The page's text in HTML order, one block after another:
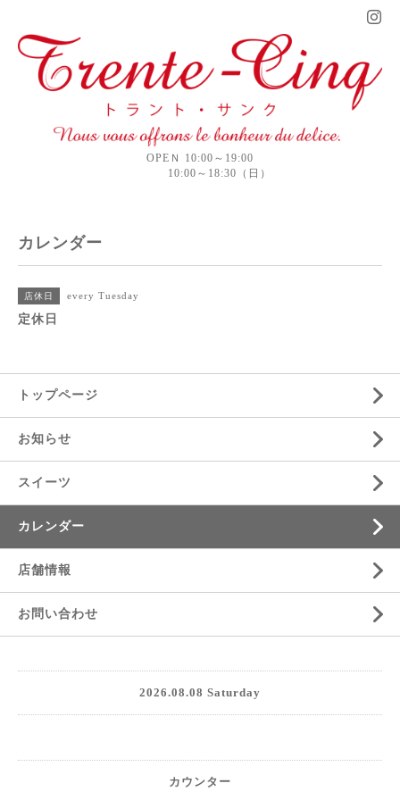
OPEＮ 10:00～19:00
10:00～18:30（日）
カレンダー
店休日 every Tuesday
定休日
トップページ
お知らせ
スイーツ
カレンダー
店舗情報
お問い合わせ
2026.08.08 Saturday
カウンター